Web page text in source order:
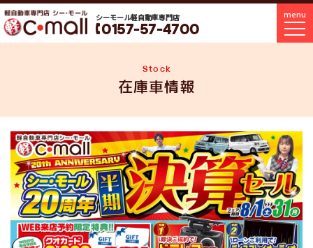
シーモール軽自動車専門店
0157-57-4700
menu
Stock
在庫車情報